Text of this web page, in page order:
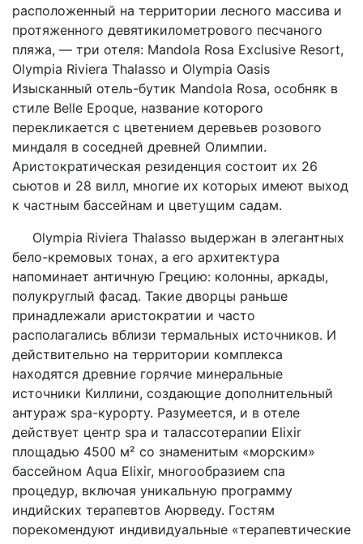
расположенный на территории лесного массива и
протяженного девятикилометрового песчаного
пляжа, — три отеля: Mandola Rosa Exclusive Resort,
Olympia Riviera Thalasso и Olympia Oasis
Изысканный отель-бутик Mandola Rosa, особняк в
стиле Belle Epoque, название которого
перекликается с цветением деревьев розового
миндаля в соседней древней Олимпии.
Аристократическая резиденция состоит их 26
сьютов и 28 вилл, многие их которых имеют выход
к частным бассейнам и цветущим садам.
Olympia Riviera Thalasso выдержан в элегантных
бело-кремовых тонах, а его архитектура
напоминает античную Грецию: колонны, аркады,
полукруглый фасад. Такие дворцы раньше
принадлежали аристократии и часто
располагались вблизи термальных источников. И
действительно на территории комплекса
находятся древние горячие минеральные
источники Киллини, создающие дополнительный
антураж spа-курорту. Разумеется, и в отеле
действует центр spa и талассотерапии Elixir
площадью 4500 м² со знаменитым «морским»
бассейном Aqua Elixir, многообразием спа
процедур, включая уникальную программу
индийских терапевтов Аюрведу. Гостям
порекомендуют индивидуальные «терапевтические